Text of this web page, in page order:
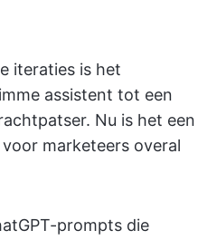
iteraties is het
assistent tot een
Nu is het een
marketeers overal
prompts die